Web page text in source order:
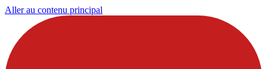
Aller au contenu principal